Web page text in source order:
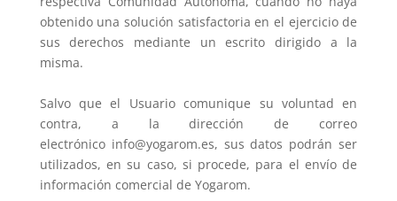
obtenido una solución satisfactoria en el ejercicio de
sus derechos mediante un escrito dirigido a la
misma.
Salvo que el Usuario comunique su voluntad en
contra, a la dirección de correo
electrónico info@yogarom.es, sus datos podrán ser
utilizados, en su caso, si procede, para el envío de
información comercial de Yogarom.